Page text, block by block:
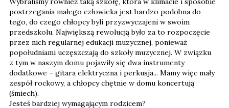
postrzegania małego człowieka jest bardzo podobna do
tego, do czego chłopcy byli przyzwyczajeni w swoim
przedszkolu. Największą rewolucją było za to rozpoczęcie
przez nich regularnej edukacji muzycznej, ponieważ
popołudniami uczęszczają do szkoły muzycznej. W związku
z tym w naszym domu pojawiły się dwa instrumenty
dodatkowe – gitara elektryczna i perkusja... Mamy więc mały
zespół rockowy, a chłopcy chętnie w domu koncertują
(śmiech).
Jesteś bardziej wymagającym rodzicem?